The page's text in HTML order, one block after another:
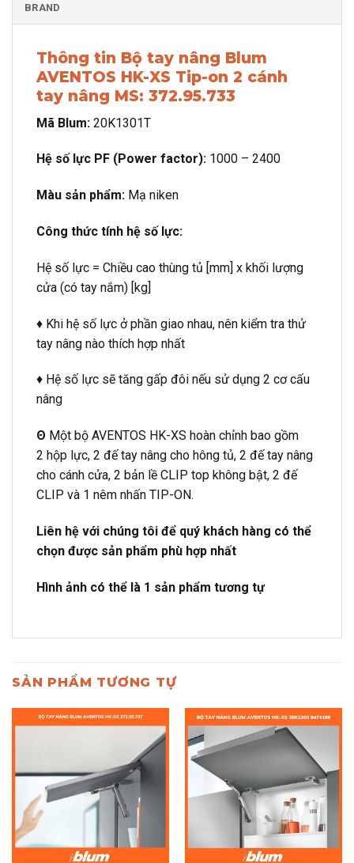
BRAND
Thông tin Bộ tay nâng Blum
AVENTOS HK-XS Tip-on 2 cánh
tay nâng MS: 372.95.733
Mã Blum: 20K1301T
Hệ số lực PF (Power factor): 1000 – 2400
Màu sản phẩm: Mạ niken
Công thức tính hệ số lực:
Hệ số lực = Chiều cao thùng tủ [mm] x khối lượng
cửa (có tay nắm) [kg]
♦ Khi hệ số lực ở phần giao nhau, nên kiểm tra thử
tay nâng nào thích hợp nhất
♦ Hệ số lực sẽ tăng gấp đôi nếu sử dụng 2 cơ cấu
nâng
Θ Một bộ AVENTOS HK-XS hoàn chỉnh bao gồm
2 hộp lực, 2 đế tay nâng cho hông tủ, 2 đế tay nâng
cho cánh cửa, 2 bản lề CLIP top không bật, 2 đế
CLIP và 1 nêm nhấn TIP-ON.
Liên hệ với chúng tôi để quý khách hàng có thể
chọn được sản phẩm phù hợp nhất
Hình ảnh có thể là 1 sản phẩm tương tự
SẢN PHẨM TƯƠNG TỰ